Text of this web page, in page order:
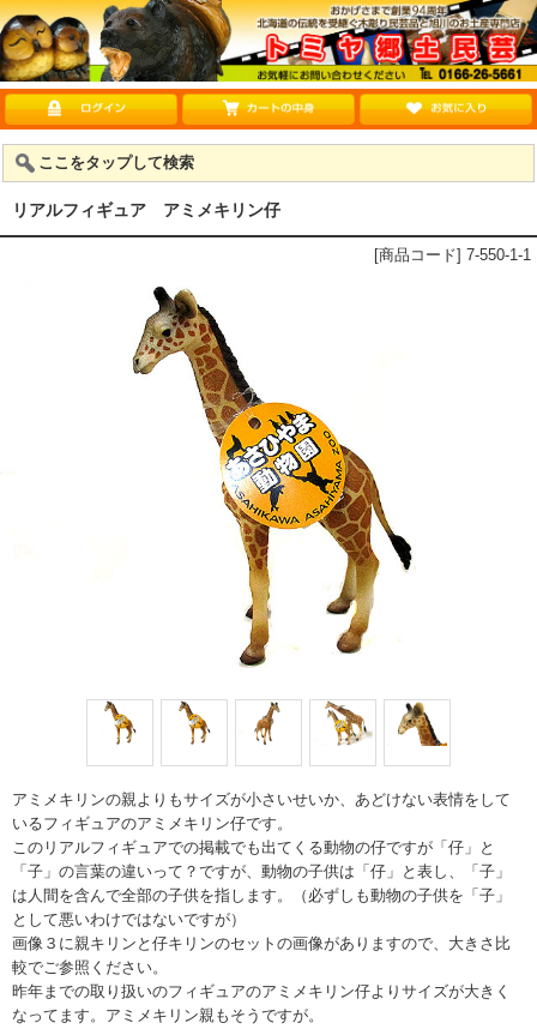
ここをタップして検索
リアルフィギュア アミメキリン仔
[商品コード] 7-550-1-1
アミメキリンの親よりもサイズが小さいせいか、あどけない表情をして
いるフィギュアのアミメキリン仔です。
このリアルフィギュアでの掲載でも出てくる動物の仔ですが「仔」と
「子」の言葉の違いって？ですが、動物の子供は「仔」と表し、「子」
は人間を含んで全部の子供を指します。（必ずしも動物の子供を「子」
として悪いわけではないですが）
画像３に親キリンと仔キリンのセットの画像がありますので、大きさ比
較でご参照ください。
昨年までの取り扱いのフィギュアのアミメキリン仔よりサイズが大きく
なってます。アミメキリン親もそうですが。